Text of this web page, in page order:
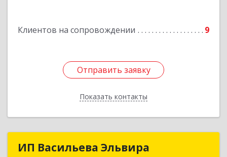
Клиентов на сопровождении 9
Отправить заявку
Показать контакты
Отправить заявку
Назад
ИП Васильева Эльвира
ИП Васильева Эльвира